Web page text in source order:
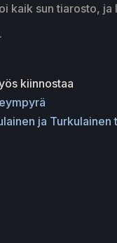
kaik sun tiarosto,
kiinnostaa
ja Turkulainen